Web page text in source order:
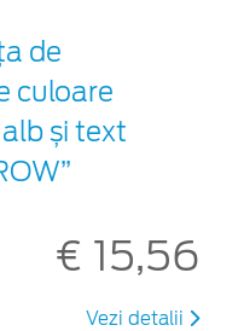
de
culoare
și text
€ 15,56
Vezi detalii